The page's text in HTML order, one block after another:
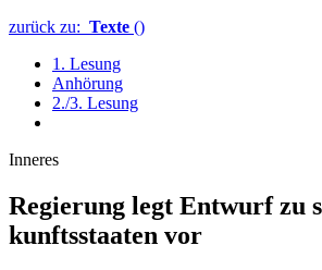
zurück zu: Texte ()
1. Lesung
Anhörung
2./3. Lesung
Inneres
Regierung legt Ent­wurf zu
kunfts­staaten vor